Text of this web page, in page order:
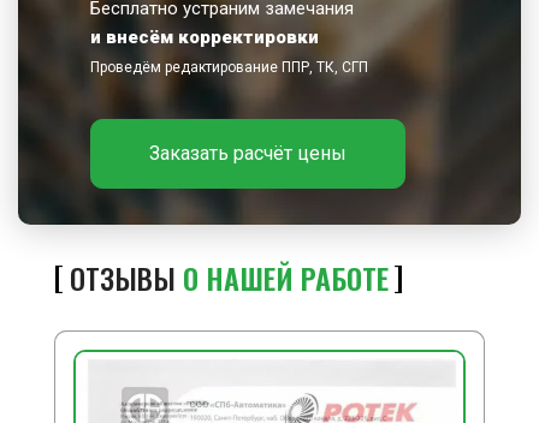
Бесплатно устраним замечания
и внесём корректировки
Проведём редактирование ППР, ТК, СГП
Заказать расчёт цены
ОТЗЫВЫ О НАШЕЙ РАБОТЕ